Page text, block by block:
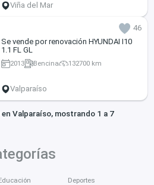
Viña del Mar
46
Se vende por renovación HYUNDAI I10
1.1 FL GL
2013 Bencina 132700 km
Valparaíso
Valparaíso, mostrando 1 a 7
Deportes